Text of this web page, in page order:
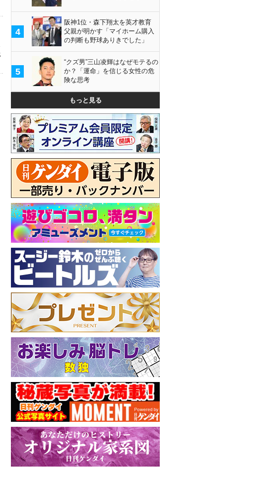
4
阪神1位・森下翔太を英才教育
父親が明かす「マイホーム購入
の判断も野球ありきでした」
5
“クズ男”三山凌輝はなぜモテるの
か？「運命」を信じる女性の危
険な思考
もっと見る